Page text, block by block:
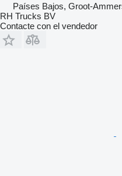
Países Bajos, Groot-
RH Trucks BV
Contacte con el vendedor